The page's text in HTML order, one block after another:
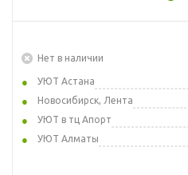
Нет в наличии
УЮТ Астана
Новосибирск, Лента
УЮТ в тц Апорт
УЮТ Алматы